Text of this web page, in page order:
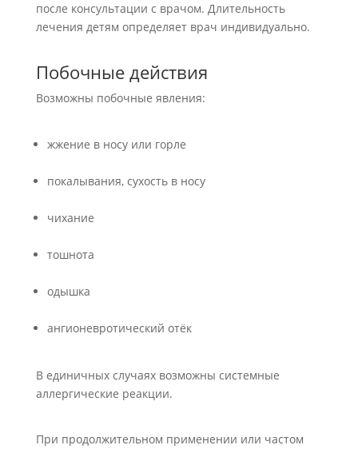
после консультации с врачом. Длительность
лечения детям определяет врач индивидуально.
Побочные действия
Возможны побочные явления:
жжение в носу или горле
покалывания, сухость в носу
чихание
тошнота
одышка
ангионевротический отёк
В единичных случаях возможны системные
аллергические реакции.
При продолжительном применении или частом